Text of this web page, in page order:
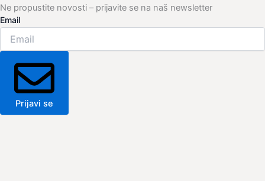
Ne propustite novosti – prijavite se na naš newsletter
Email
Prijavi se